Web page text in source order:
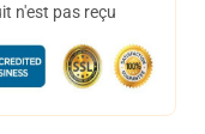
n'est pas reçu